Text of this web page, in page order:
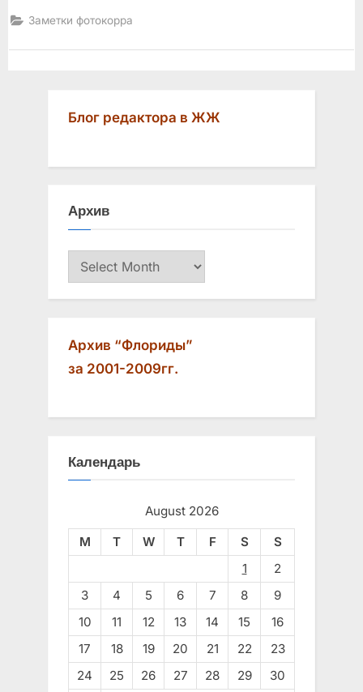
цыганской
пляски”
Заметки фотокорра
Блог редактора в ЖЖ
Архив
Архив
Архив “Флориды”
за 2001-2009гг.
Календарь
August 2026
M
T W T F S
S
1
2
3
4 5 6 7 8
9
10
11 12 13 14 15
16
17
18 19 20 21 22
23
24
25 26 27 28 29 30